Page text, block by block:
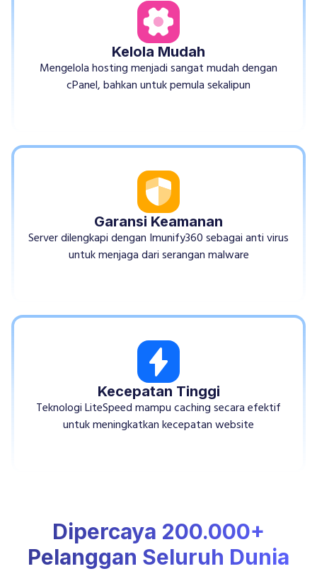
Kelola Mudah
Mengelola hosting menjadi sangat mudah dengan
cPanel, bahkan untuk pemula sekalipun
Garansi Keamanan
Server dilengkapi dengan Imunify360 sebagai anti virus
untuk menjaga dari serangan malware
Kecepatan Tinggi
Teknologi LiteSpeed mampu caching secara efektif
untuk meningkatkan kecepatan website
Dipercaya 200.000+
Pelanggan Seluruh Dunia